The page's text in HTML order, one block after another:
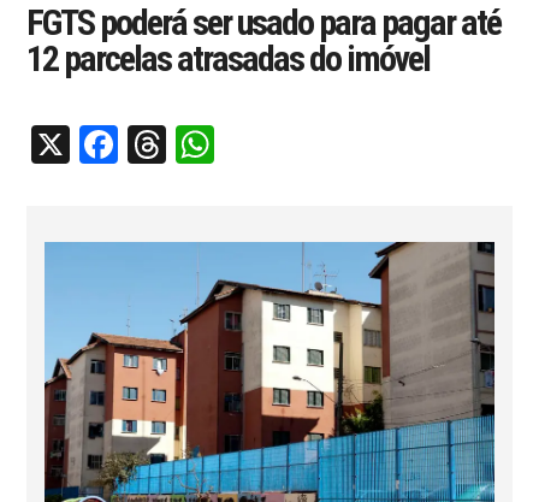
FGTS poderá ser usado para pagar até
12 parcelas atrasadas do imóvel
X Facebook
Threads